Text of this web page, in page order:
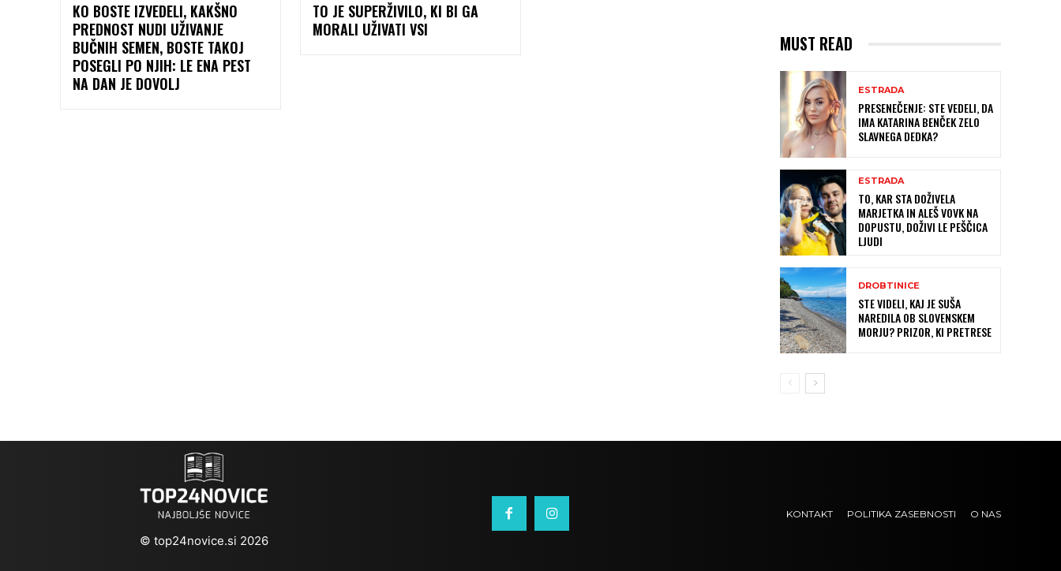
KO BOSTE IZVEDELI, KAKŠNO
PREDNOST NUDI UŽIVANJE
BUČNIH SEMEN, BOSTE TAKOJ
POSEGLI PO NJIH: LE ENA PEST
NA DAN JE DOVOLJ
TO JE SUPERŽIVILO, KI BI GA
MORALI UŽIVATI VSI
MUST READ
ESTRADA
PRESENEČENJE: STE VEDELI, DA
IMA KATARINA BENČEK ZELO
SLAVNEGA DEDKA?
ESTRADA
TO, KAR STA DOŽIVELA
MARJETKA IN ALEŠ VOVK NA
DOPUSTU, DOŽIVI LE PEŠČICA
LJUDI
DROBTINICE
STE VIDELI, KAJ JE SUŠA
NAREDILA OB SLOVENSKEM
MORJU? PRIZOR, KI PRETRESE
© top24novice.si 2026
KONTAKT POLITIKA ZASEBNOSTI O NAS